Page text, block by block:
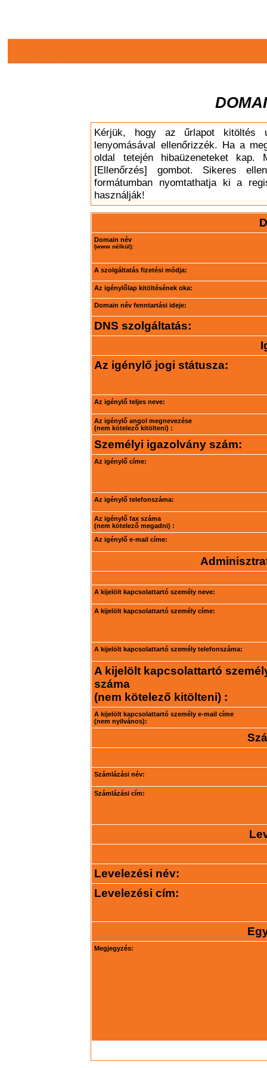
Kérjük, hogy az űrlapot kitöltés
lenyomásával ellenőrizzék. Ha a
oldal tetején hibaüzeneteket
[Ellenőrzés] gombot. Sikeres
formátumban nyomtathatja ki a
használják!
Domain név
(www nélkül):
A szolgáltatás fizetési módja:
Az igénylőlap kitöltésének oka:
Domain név fenntartási ideje:
DNS szolgáltatás:
Az igénylő jogi státusza:
Az igénylő teljes neve:
Az igénylő angol megnevezése
(nem kötelező kitölteni) :
Személyi igazolvány szám:
Az igénylő címe:
Az igénylő telefonszáma:
Az igénylő fax száma
(nem kötelező megadni) :
Az igénylő e-mail címe:
A kijelölt kapcsolattartó személy neve:
A kijelölt kapcsolattartó személy címe:
A kijelölt kapcsolattartó személy telefonszáma:
A kijelölt kapcsolattartó
száma
(nem kötelező kitölteni) :
A kijelölt kapcsolattartó személy e-mail címe
(nem nyilvános):
Számlázási név:
Számlázási cím:
Levelezési név:
Levelezési cím:
Megjegyzés: